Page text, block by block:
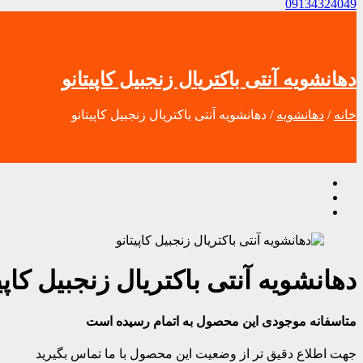
09134324049
دهانشویه آنتی باکتریال زنجبیل کاپیتانو
خانه / دهانشویه / دهانشویه آنتی باکتریال زنجبیل کاپیتانو
دهانشویه آنتی باکتریال زنجبیل
متاسفانه موجودی این محصول به اتمام رسیده است
جهت اطلاع دقیق تر از وضعیت این محصول با ما تماس بگیرید